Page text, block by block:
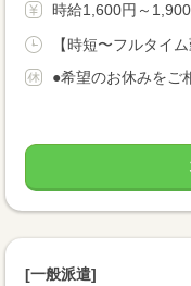
時給1,600円～
【時短〜フルタイ
●希望のお休みをご
[一般派遣]